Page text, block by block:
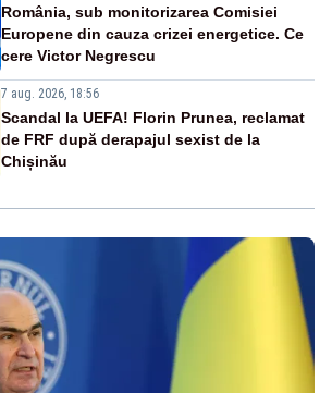
România, sub monitorizarea Comisiei
Europene din cauza crizei energetice. Ce
cere Victor Negrescu
7 aug. 2026, 18:56
Scandal la UEFA! Florin Prunea, reclamat
de FRF după derapajul sexist de la
Chișinău